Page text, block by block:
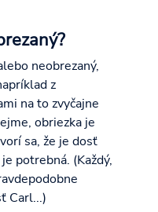
neobrezaný,
z
na to zvyčajne
obriezka je
sa, že je dosť
potrebná. (Každý,
Carl...)